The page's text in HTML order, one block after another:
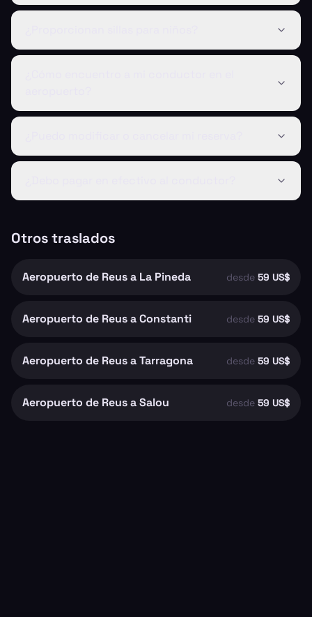
Otros traslados
Aeropuerto de Reus a La Pineda desde 59 US$
Aeropuerto de Reus a Constanti desde 59 US$
Aeropuerto de Reus a Tarragona desde 59 US$
Aeropuerto de Reus a Salou desde 59 US$